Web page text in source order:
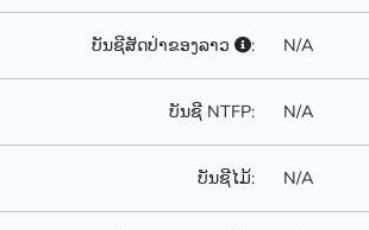
ບັນຊີສັດປ່າຂອງລາວ : N/A
ບັນຊີ NTFP: N/A
ບັນຊີໄມ້: N/A